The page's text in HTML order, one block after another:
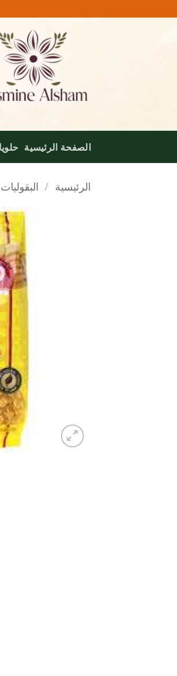
للمحتوى
الصفحة الرئيسية
الرئيسية /